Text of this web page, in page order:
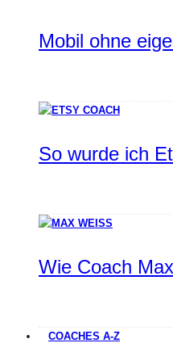
Mobil ohne
So wurde ich
Wie Coach
COACHES A-Z